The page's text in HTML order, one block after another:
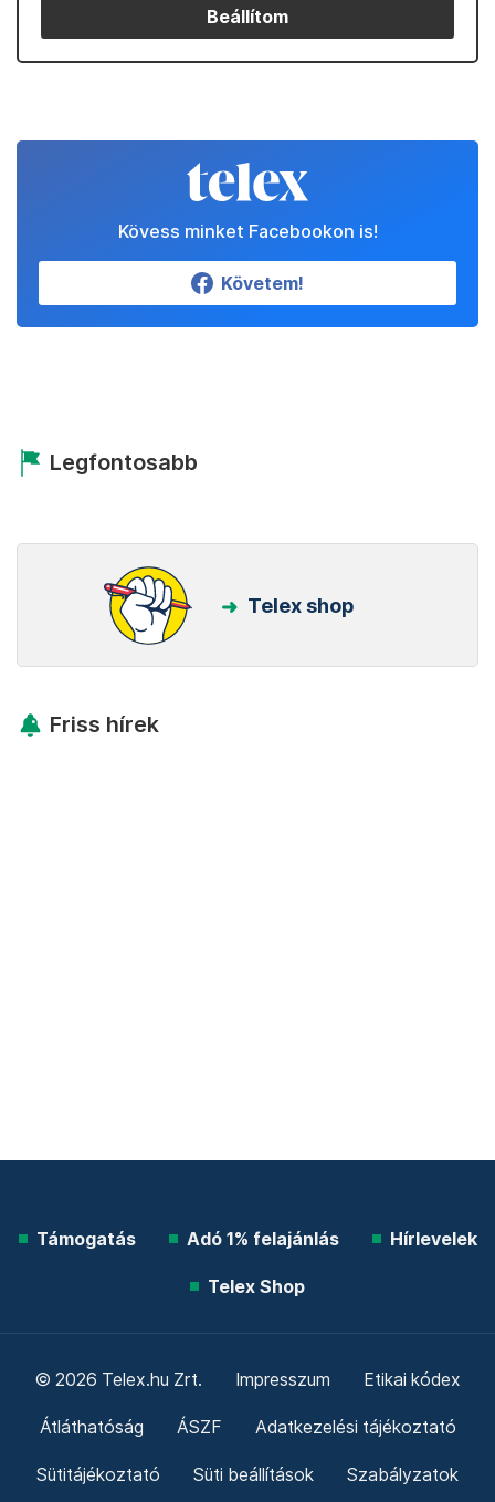
Beállítom
Kövess minket Facebookon is!
Követem!
Legfontosabb
Telex shop
Friss hírek
Támogatás Adó 1% felajánlás Hírlevelek
Telex Shop
© 2026 Telex.hu Zrt. Impresszum Etikai kódex
Átláthatóság ÁSZF Adatkezelési tájékoztató
Sütitájékoztató Süti beállítások Szabályzatok